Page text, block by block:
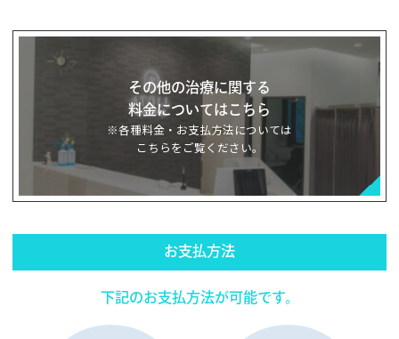
その他の治療に関する
料金についてはこちら
※各種料金・お支払方法については
こちらをご覧ください。
お支払方法
下記のお支払方法が可能です。